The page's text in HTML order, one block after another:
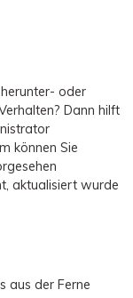
oder
Dann hilft
können Sie
aktualisiert wurde
aus der Ferne